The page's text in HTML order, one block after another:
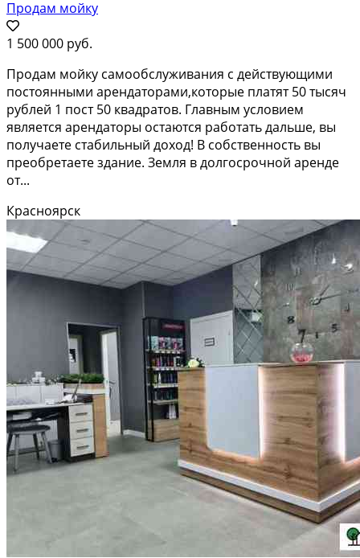
Продам мойку
1 500 000 руб.
Продам мойку самообслуживания с действующими
постоянными арендаторами,которые платят 50 тысяч
рублей 1 пост 50 квадратов. Главным условием
является арендаторы остаются работать дальше, вы
получаете стабильный доход! В собственность вы
преобретаете здание. Земля в долгосрочной аренде
от...
Красноярск